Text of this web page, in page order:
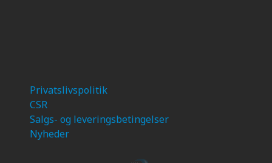
Privatslivspolitik
CSR
Salgs- og leveringsbetingelser
Nyheder